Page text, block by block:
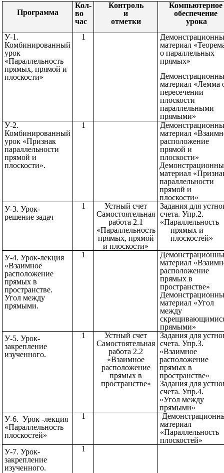
Программа
Кол-
во
час
Контроль
и
отметки
Компьютерное
обеспечение
урока
У-1.
Комбинированный
урок
«Параллельность
прямых, прямой и
плоскости»
1
материал
о параллельных
прямых»
материал «Лемма
пересечении
плоскости
параллельными
прямыми»
У-2.
Комбинированный
урок «Признак
параллельности
прямой и
плоскости».
1
материал
расположение
прямой и
плоскости»
материал
параллельности
прямой и
плоскости»
У-3. Урок-
решение задач
1
Устный счет
Самостоятельная
работа 2.1
«Параллельность
прямых, прямой
и плоскости»
Задания для
счета. Упр.2.
«Параллельность
прямых и
У-4. Урок-лекция
«Взаимное
расположение
прямых в
пространстве.
Угол между
прямыми.
1
материал
расположение
прямых в
пространстве»
материал «Угол
между
прямыми»
У-5. Урок-
закрепление
изученного.
1
Устный счет
Самостоятельная
работа 2.2
«Взаимное
расположение
прямых в
пространстве»
Задания для
счета. Упр.3.
«Взаимное
расположение
прямых в
пространстве»
Задания для
счета. Упр.4.
«Угол между
прямыми»
У-6. Урок -лекция
«Параллельность
плоскостей»
1
материал
«Параллельность
плоскостей»
У-7. Урок-
закрепление
изученного.
1